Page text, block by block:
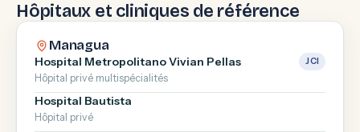
Hôpitaux et cliniques de référence
Managua
Hospital Metropolitano Vivian Pellas JCI
Hôpital privé multispécialités
Hospital Bautista
Hôpital privé